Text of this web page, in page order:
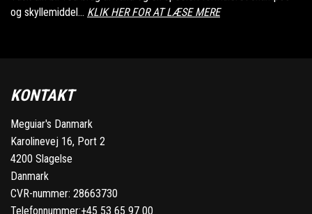
og skyllemiddel... KLIK HER FOR AT LÆSE MERE
KONTAKT
Meguiar's Danmark
Karolinevej 16, Port 2
4200 Slagelse
Danmark
CVR-nummer: 28663730
Telefonnummer:+45 53 65 97 00